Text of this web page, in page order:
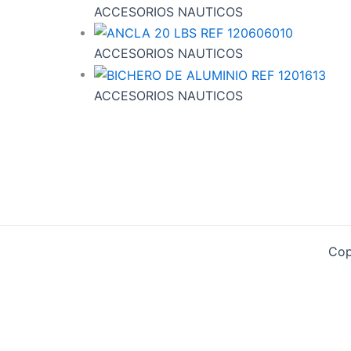
ACCESORIOS NAUTICOS
ACCESORIOS NAUTICOS
ACCESORIOS NAUTICOS